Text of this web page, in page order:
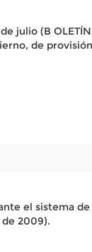
julio (B OLETÍN
de
el sistema de
de 2009).